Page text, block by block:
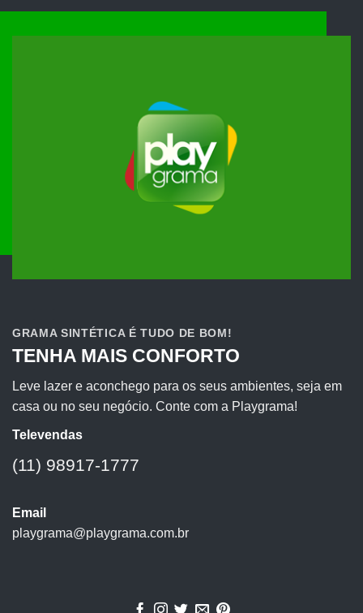
GRAMA SINTÉTICA É TUDO DE BOM!
TENHA MAIS CONFORTO
Leve lazer e aconchego para os seus ambientes, seja em
casa ou no seu negócio. Conte com a Playgrama!
Televendas
(11) 98917-1777
Email
playgrama@playgrama.com.br